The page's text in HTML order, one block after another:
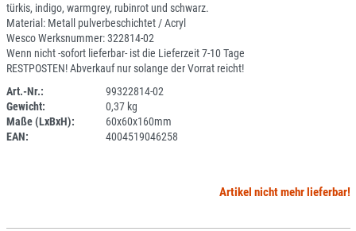
türkis, indigo, warmgrey, rubinrot und schwarz.
Material: Metall pulverbeschichtet / Acryl
Wesco Werksnummer: 322814-02
Wenn nicht -sofort lieferbar- ist die Lieferzeit 7-10 Tage
RESTPOSTEN! Abverkauf nur solange der Vorrat reicht!
Art.-Nr.:
99322814-02
Gewicht:
0,37 kg
Maße (LxBxH):
60x60x160mm
EAN:
4004519046258
Artikel nicht mehr lieferbar!